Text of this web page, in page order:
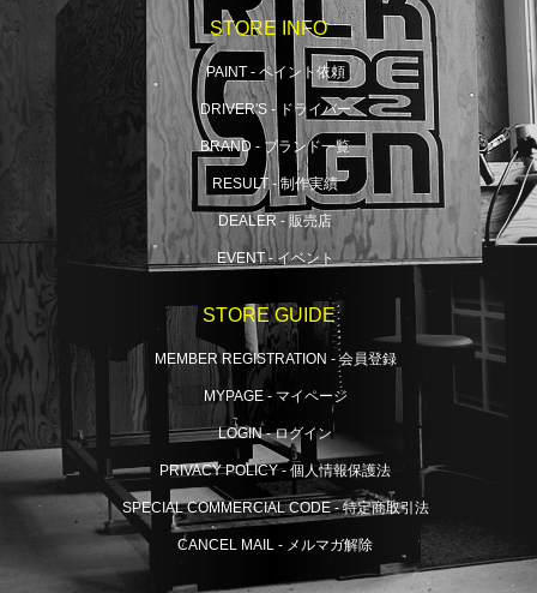
STORE INFO
PAINT - ペイント依頼
DRIVER'S - ドライバー
BRAND - ブランド一覧
RESULT - 制作実績
DEALER - 販売店
EVENT - イベント
STORE GUIDE
MEMBER REGISTRATION - 会員登録
MYPAGE - マイページ
LOGIN - ログイン
PRIVACY POLICY - 個人情報保護法
SPECIAL COMMERCIAL CODE - 特定商取引法
CANCEL MAIL - メルマガ解除